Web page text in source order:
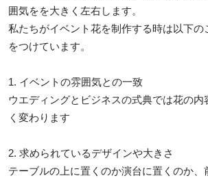
囲気をを大きく左右します。
私たちがイベント花を制作する時は以下の
をつけています。
1. イベントの雰囲気との一致
ウエディングとビジネスの式典では花の内
く変わります
2. 求められているデザインや大きさ
テーブルの上に置くのか演台に置くのか、